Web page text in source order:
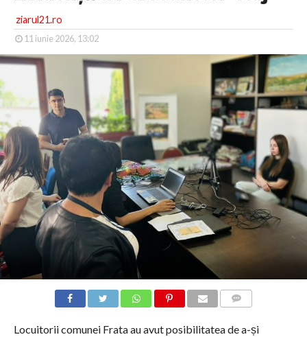
ziarul21.ro
11 iunie 2026, 13:02
Locuitorii comunei Frata au avut posibilitatea de a-și